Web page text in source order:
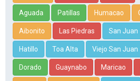
Aguada Patillas Humacao
Aibonito Las Piedras San Juan
Hatillo Toa Alta Viejo San Juan
Dorado Guaynabo Maricao